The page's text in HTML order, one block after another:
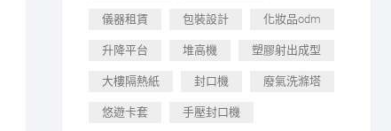
儀器租賃 包裝設計 化妝品odm
升降平台 堆高機 塑膠射出成型
大樓隔熱紙 封口機 廢氣洗滌塔
悠遊卡套 手壓封口機